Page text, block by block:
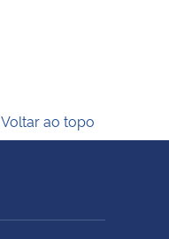
Voltar ao topo